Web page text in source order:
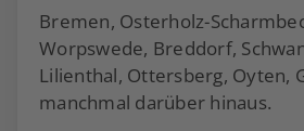
Bremen, Osterholz-
Worpswede, Breddorf,
Lilienthal, Ottersberg, Oyten,
manchmal darüber hinaus.